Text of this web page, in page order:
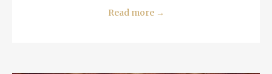
Read more →